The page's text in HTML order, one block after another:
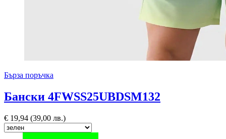
Бърза поръчка
Бански 4FWSS25UBDSM132
€ 19,94 (39,00 лв.)